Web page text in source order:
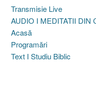
Transmisie Live
AUDIO I MEDITATII DIN
Acasă
Programări
Text I Studiu Biblic